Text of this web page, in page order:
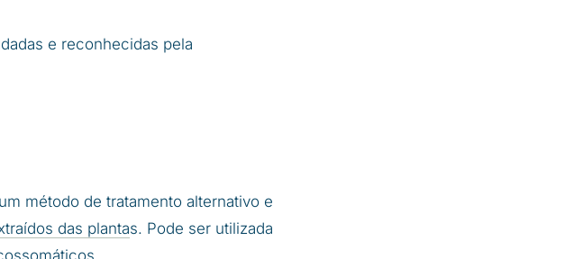
e reconhecidas pela
método de tratamento alternativo e
das plantas. Pode ser utilizada